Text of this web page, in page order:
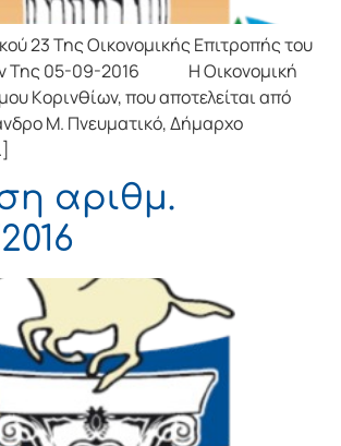
23 Της Οικονομικής Επιτρoπής τoυ
Της 05-09-2016 Η Οικονομική
Κoριvθίωv, πoυ απoτελείται από
Μ. Πνευματικό, Δήμαρχo
αριθμ.